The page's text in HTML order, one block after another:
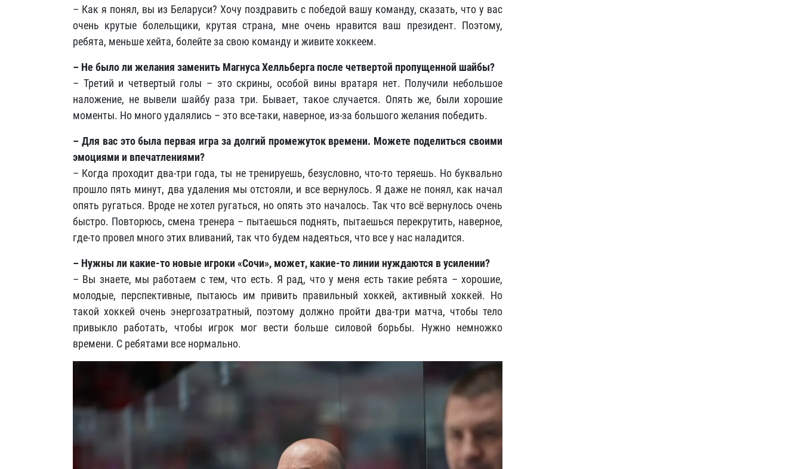
– Как я понял, вы из Беларуси? Хочу поздравить с победой вашу команду, сказать, что у вас
очень крутые болельщики, крутая страна, мне очень нравится ваш президент. Поэтому,
ребята, меньше хейта, болейте за свою команду и живите хоккеем.
– Не было ли желания заменить Магнуса Хелльберга после четвертой пропущенной шайбы?
– Третий и четвертый голы – это скрины, особой вины вратаря нет. Получили небольшое
наложение, не вывели шайбу раза три. Бывает, такое случается. Опять же, были хорошие
моменты. Но много удалялись – это все-таки, наверное, из-за большого желания победить.
– Для вас это была первая игра за долгий промежуток времени. Можете поделиться своими
эмоциями и впечатлениями?
– Когда проходит два-три года, ты не тренируешь, безусловно, что-то теряешь. Но буквально
прошло пять минут, два удаления мы отстояли, и все вернулось. Я даже не понял, как начал
опять ругаться. Вроде не хотел ругаться, но опять это началось. Так что всё вернулось очень
быстро. Повторюсь, смена тренера – пытаешься поднять, пытаешься перекрутить, наверное,
где-то провел много этих вливаний, так что будем надеяться, что все у нас наладится.
– Нужны ли какие-то новые игроки «Сочи», может, какие-то линии нуждаются в усилении?
– Вы знаете, мы работаем с тем, что есть. Я рад, что у меня есть такие ребята – хорошие,
молодые, перспективные, пытаюсь им привить правильный хоккей, активный хоккей. Но
такой хоккей очень энергозатратный, поэтому должно пройти два-три матча, чтобы тело
привыкло работать, чтобы игрок мог вести больше силовой борьбы. Нужно немножко
времени. С ребятами все нормально.